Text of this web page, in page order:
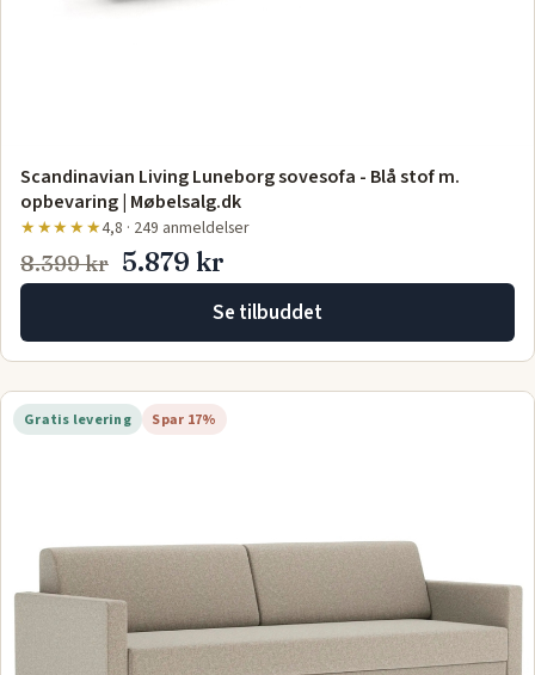
Scandinavian Living Luneborg sovesofa - Blå stof m.
opbevaring | Møbelsalg.dk
★★★★★4,8 · 249 anmeldelser
8.399 kr 5.879 kr
Se tilbuddet
Gratis levering Spar 17%